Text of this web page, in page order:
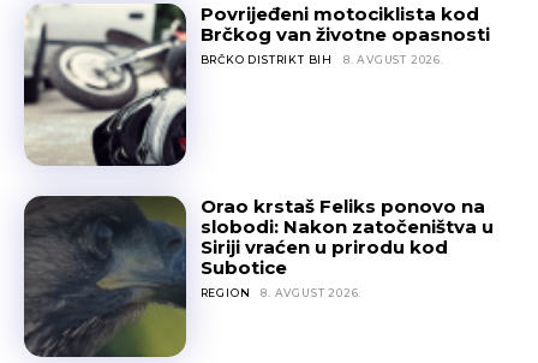
Povrijeđeni motociklista kod
Brčkog van životne opasnosti
BRČKO DISTRIKT BIH 8. AVGUST 2026.
Orao krstaš Feliks ponovo na
slobodi: Nakon zatočeništva u
Siriji vraćen u prirodu kod
Subotice
REGION 8. AVGUST 2026.